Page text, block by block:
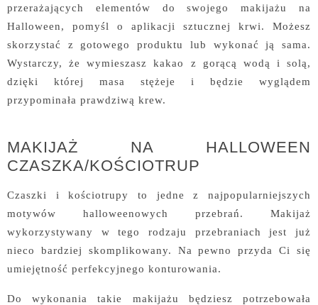
przerażających elementów do swojego makijażu na
Halloween, pomyśl o aplikacji sztucznej krwi. Możesz
skorzystać z gotowego produktu lub wykonać ją sama.
Wystarczy, że wymieszasz kakao z gorącą wodą i solą,
dzięki której masa stężeje i będzie wyglądem
przypominała prawdziwą krew.
MAKIJAŻ NA HALLOWEEN
CZASZKA/KOŚCIOTRUP
Czaszki i kościotrupy to jedne z najpopularniejszych
motywów halloweenowych przebrań. Makijaż
wykorzystywany w tego rodzaju przebraniach jest już
nieco bardziej skomplikowany. Na pewno przyda Ci się
umiejętność perfekcyjnego konturowania.
Do wykonania takie makijażu będziesz potrzebowała